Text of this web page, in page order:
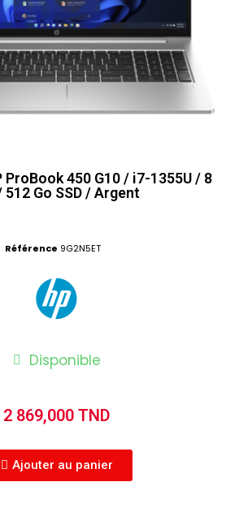
ProBook 450 G10 / i7-1355U / 8
512 Go SSD / Argent
Référence 9G2N5ET
Disponible
2 869,000 TND
Ajouter au panier